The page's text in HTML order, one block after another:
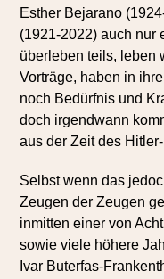
Esther Bejarano
(1921-2022) auch nur
überleben teils, leben
Vorträge, haben in
noch Bedürfnis und
doch irgendwann
aus der Zeit des
Selbst wenn das
Zeugen der Zeugen
inmitten einer von
sowie viele höhere
Ivar Buterfas-